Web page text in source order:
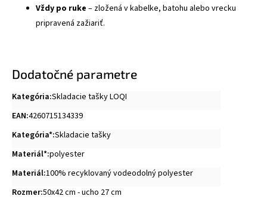
Vždy po ruke – zložená v kabelke, batohu alebo vrecku
pripravená zažiariť.
Dodatočné parametre
Kategória:Skladacie tašky LOQI
EAN:4260715134339
Kategória*:Skladacie tašky
Materiál*:polyester
Materiál:100% recyklovaný vodeodolný polyester
Rozmer:50x42 cm - ucho 27 cm